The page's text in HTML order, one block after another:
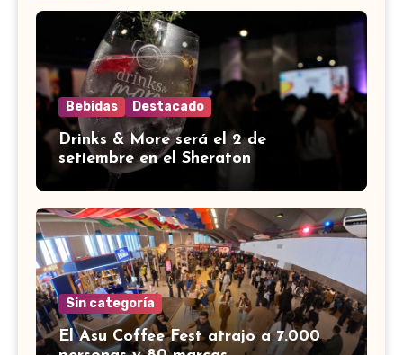
Bebidas Destacado
Drinks & More será el 2 de
setiembre en el Sheraton
Sin categoría
El Asu Coffee Fest atrajo a 7.000